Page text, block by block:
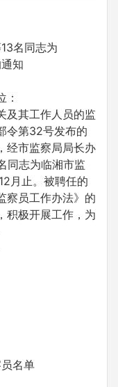
名同志为
知
：
及其工作人员的监
令第32号发布的
经市监察局局长办
同志为临湘市监
月止。被聘任的
察员工作办法》的
积极开展工作，为
名单